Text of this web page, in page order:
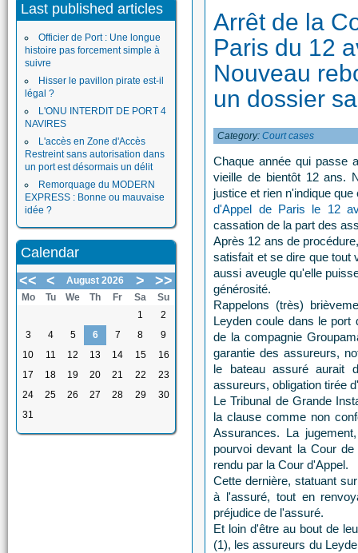
Last published articles
Officier de Port : Une longue
histoire pas forcement simple à
suivre
Hisser le pavillon pirate est-il
légal ?
L'ONU INTERDIT DE PORT 4
NAVIRES
L'accès en Zone d'Accès
Restreint sans autorisation dans
un port est désormais un délit
Remorquage du MODERN
EXPRESS : Bonne ou mauvaise
idée ?
Calendar
<<
< August 2026 > >>
Mo Tu We Th Fr Sa
Su
1
2
3
4 5 6 7 8
9
10
11 12 13 14 15
16
17
18 19 20 21 22
23
24
25 26 27 28 29
30
31
Arrêt de la
Paris du 12
Nouveau
un dossier
Category:Court cases
Chaque année qui passe
vieille de bientôt 12 ans.
justice et rien n'indique
d'Appel de Paris le 12
cassation de la part des
Après 12 ans de
satisfait et se dire que tout
aussi aveugle qu'elle
générosité.
Rappelons (très)
Leyden coule dans le port
de la compagnie
garantie des assureurs,
le bateau assuré aurait
assureurs, obligation tirée
Le Tribunal de Grande
la clause comme non
Assurances. La
pourvoi devant la Cour
rendu par la Cour d'Appel.
Cette dernière, statuant
à l'assuré, tout en
préjudice de l'assuré.
Et loin d'être au bout de
(1), les assureurs du